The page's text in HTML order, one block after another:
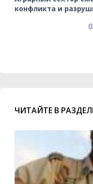
конфликта и
ЧИТАЙТЕ В